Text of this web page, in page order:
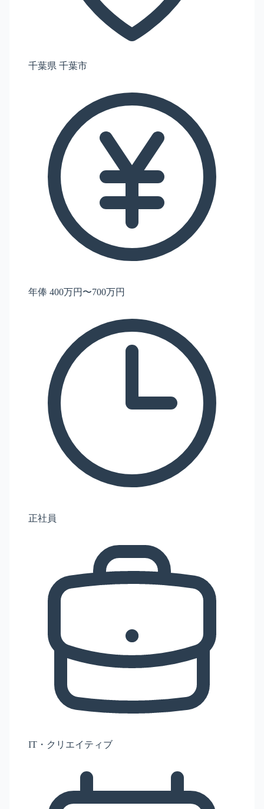
千葉県 千葉市
年俸 400万円〜700万円
正社員
IT・クリエイティブ